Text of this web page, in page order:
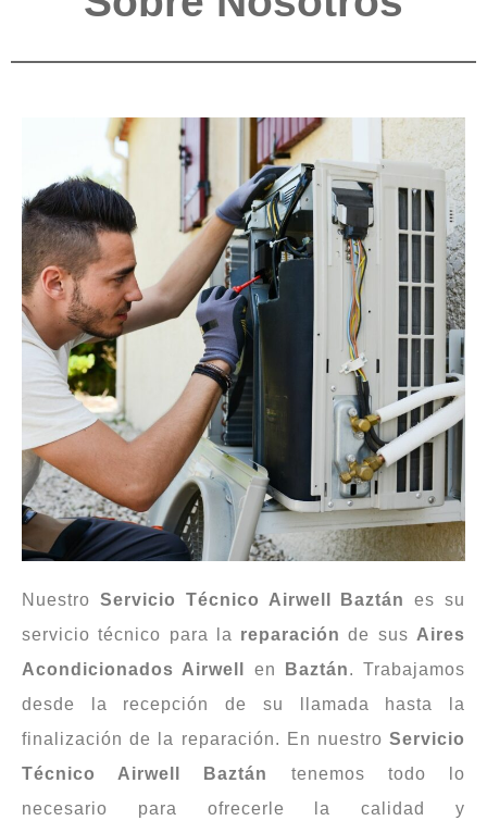
Nuestro Servicio Técnico Airwell Baztánes su
servicio técnico para la reparación de sus Aires
Acondicionados Airwell en Baztán. Trabajamos
desde la recepción de su llamada hasta la
finalización de la reparación. En nuestro Servicio
Técnico Airwell
Baztán tenemos todo lo
necesario para ofrecerle la calidad y